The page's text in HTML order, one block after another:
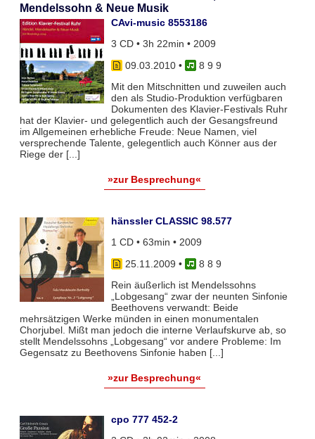
Mendelssohn & Neue Musik
CAvi-music 8553186
3 CD • 3h 22min • 2009
09.03.2010•
8 9 9
Mit den Mitschnitten und zuweilen auch
den als Studio-Produktion verfügbaren
Dokumenten des Klavier-Festivals Ruhr
hat der Klavier- und gelegentlich auch der Gesangsfreund
im Allgemeinen erhebliche Freude: Neue Namen, viel
versprechende Talente, gelegentlich auch Könner aus der
Riege der [...]
»zur Besprechung«
hänssler CLASSIC 98.577
1 CD • 63min • 2009
25.11.2009 •
8 8 9
Rein äußerlich ist Mendelssohns
„Lobgesang“ zwar der neunten Sinfonie
Beethovens verwandt: Beide
mehrsätzigen Werke münden in einen monumentalen
Chorjubel. Mißt man jedoch die interne Verlaufskurve ab, so
stellt Mendelssohns „Lobgesang“ vor andere Probleme: Im
Gegensatz zu Beethovens Sinfonie haben [...]
»zur Besprechung«
cpo 777 452-2